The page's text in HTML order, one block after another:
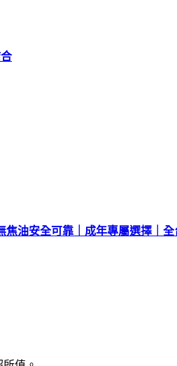
油安全可靠｜成年專屬選擇｜